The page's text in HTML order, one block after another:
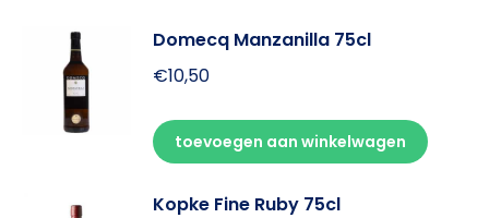
Domecq Manzanilla 75cl
€10,50
toevoegen aan winkelwagen
Kopke Fine Ruby 75cl